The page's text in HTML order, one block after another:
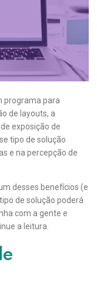
é comum a
Com a evolução da
facilitam (e muito!) a
programa para
de layouts, a
exposição de
tipo de solução
e na percepção de
desses benefícios (e
de solução poderá
com a gente e
a leitura.